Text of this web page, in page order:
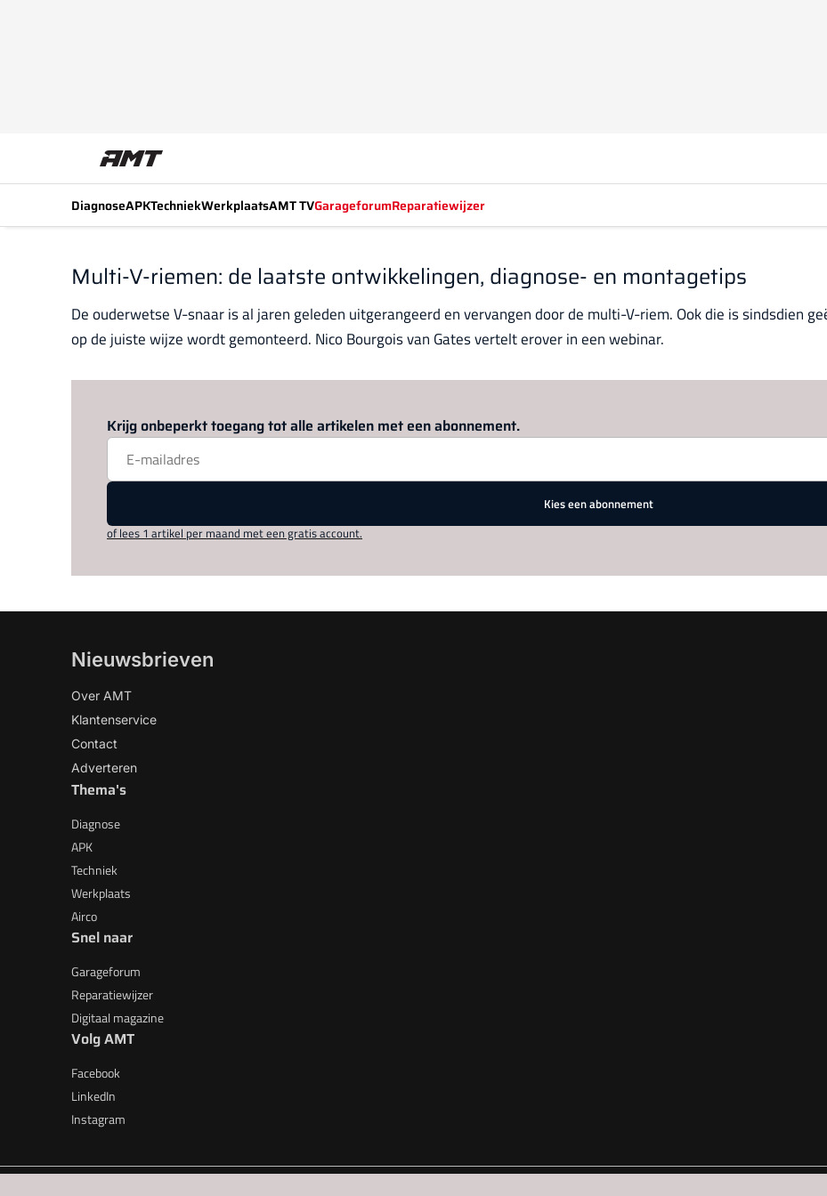
DiagnoseAPKTechniekWerkplaatsAMT TVGarageforumReparatiewijzer
Multi-V-riemen: de laatste ontwikkelingen, diagnose- en montagetips
De ouderwetse V-snaar is al jaren geleden uitgerangeerd en vervangen door de multi-V-riem. Ook die is sindsdien
op de juiste wijze wordt gemonteerd. Nico Bourgois van Gates vertelt erover in een webinar.
Krijg onbeperkt toegang tot alle artikelen met een abonnement.
Kies een abonnement
of lees 1 artikel per maand met een gratis account.
Nieuwsbrieven
Over AMT
Klantenservice
Contact
Adverteren
Thema's
Diagnose
APK
Techniek
Werkplaats
Airco
Snel naar
Garageforum
Reparatiewijzer
Digitaal magazine
Volg AMT
Facebook
LinkedIn
Instagram